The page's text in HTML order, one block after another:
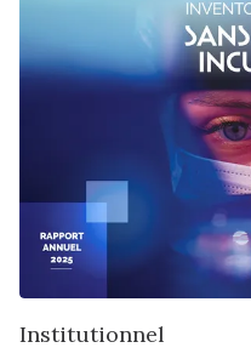
Institutionnel